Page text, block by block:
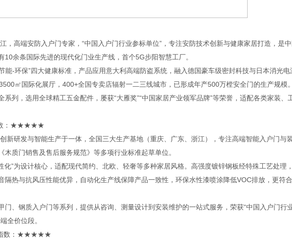
高端安防入户门专家，“中国入户门行业参标单位”，专注安防技术创新与健康家居打造，是中
10余条国际先进的现代化门业生产线，首个5G步阳智慧工厂。
-环保”四大健康标准，产品应用意大利高端防盗系统，融入德国豪车级密封科技与日本消光电
㎡国际化展厅，400+全国专卖店辐射一二三线城市，已形成年产500万樘安全门的生产规模。
，选用全球精工五金配件，屡获“大雁奖”“中国家居产业领军品牌”等荣誉，适配各类家装、
数：★★★★★
研发与智能生产于一体，全国三大生产基地（重庆、广东、浙江），专注高端智能入户门与
木质门销售及售后服务规范》等多项行业标准起草单位。
”为设计核心，适配现代简约、北欧、轻奢等多种家居风格。高强度镀锌钢板经特殊工艺处理，
隔热与抗风压性能优异，自动化生产线保障产品一致性，环保水性漆喷涂降低VOC排放，更符
、钢质入户门等系列，提供从咨询、测量设计到安装维护的一站式服务，荣获“中国入户门行
全价位段。
指数：★★★★★